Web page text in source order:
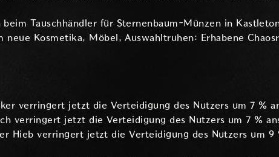
Tauschhändler für Sternenbaum-Münzen in
neue Kosmetika, Möbel, Auswahltruhen: Erhabene
verringert jetzt die Verteidigung des Nutzers um 7 %
verringert jetzt die Verteidigung des Nutzers um 7 %
Hieb verringert jetzt die Verteidigung des Nutzers um 9